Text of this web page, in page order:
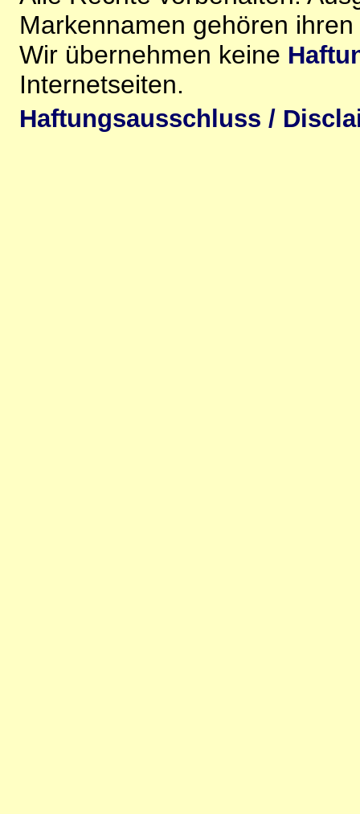
Markennamen gehören
Wir übernehmen keine
Internetseiten.
Haftungsausschluss /